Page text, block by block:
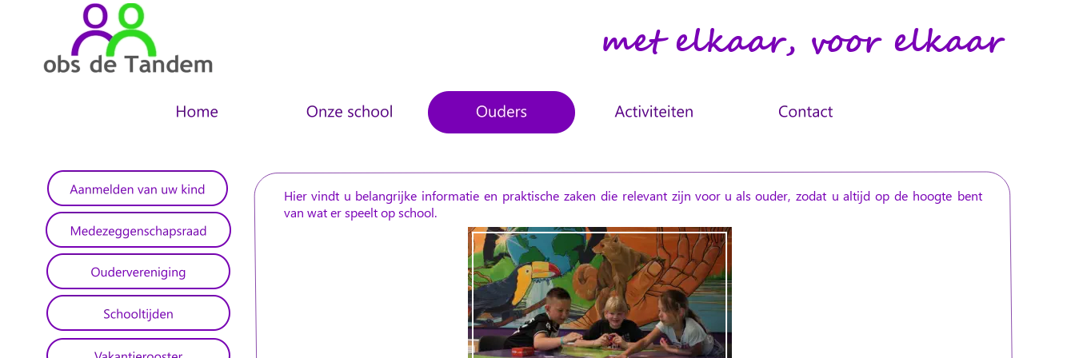
Hier vindt u belangrijke informatie en praktische zaken die relevant zijn voor u als ouder, zodat u altijd op de hoogte bent
van wat er speelt op school.
met elkaar, voor elkaar